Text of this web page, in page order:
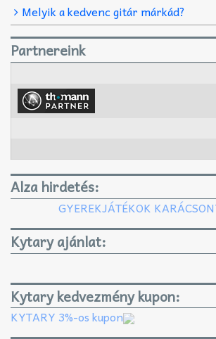
Melyik a kedvenc gitár márkád?
Partnereink
Alza hirdetés:
GYEREKJÁTÉKOK
Kytary ajánlat:
Kytary kedvezmény kupon:
KYTARY 3%-os kupon